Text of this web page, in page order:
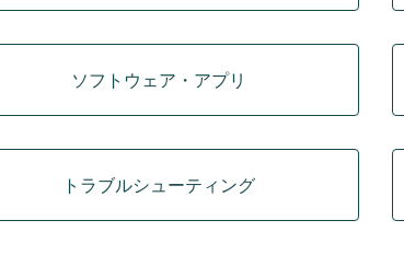
ソフトウェア・アプリ
トラブルシューティング